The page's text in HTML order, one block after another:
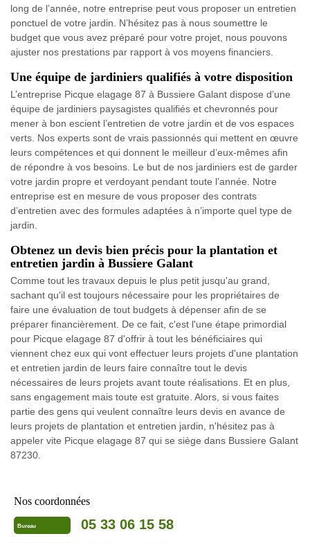
long de l’année, notre entreprise peut vous proposer un entretien
ponctuel de votre jardin. N’hésitez pas à nous soumettre le
budget que vous avez préparé pour votre projet, nous pouvons
ajuster nos prestations par rapport à vos moyens financiers.
Une équipe de jardiniers qualifiés à votre disposition
L’entreprise Picque elagage 87 à Bussiere Galant dispose d’une
équipe de jardiniers paysagistes qualifiés et chevronnés pour
mener à bon escient l’entretien de votre jardin et de vos espaces
verts. Nos experts sont de vrais passionnés qui mettent en œuvre
leurs compétences et qui donnent le meilleur d’eux-mêmes afin
de répondre à vos besoins. Le but de nos jardiniers est de garder
votre jardin propre et verdoyant pendant toute l’année. Notre
entreprise est en mesure de vous proposer des contrats
d’entretien avec des formules adaptées à n’importe quel type de
jardin.
Obtenez un devis bien précis pour la plantation et
entretien jardin à Bussiere Galant
Comme tout les travaux depuis le plus petit jusqu'au grand,
sachant qu'il est toujours nécessaire pour les propriétaires de
faire une évaluation de tout budgets à dépenser afin de se
préparer financièrement. De ce fait, c'est l'une étape primordial
pour Picque elagage 87 d'offrir à tout les bénéficiaires qui
viennent chez eux qui vont effectuer leurs projets d'une plantation
et entretien jardin de leurs faire connaître tout le devis
nécessaires de leurs projets avant toute réalisations. Et en plus,
sans engagement mais toute est gratuite. Alors, si vous faites
partie des gens qui veulent connaître leurs devis en avance de
leurs projets de plantation et entretien jardin, n'hésitez pas à
appeler vite Picque elagage 87 qui se siège dans Bussiere Galant
87230.
Nos coordonnées
Bureau 05 33 06 15 58